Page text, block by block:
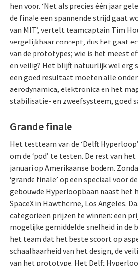
hen voor. ‘Net als precies één jaar
de finale een spannende strijd gaat
van MIT’, vertelt teamcaptain Tim
vergelijkbaar concept, dus het gaat
van de prototypes; wie is het meest
en veilig? Het blijft natuurlijk wel erg
een goed resultaat moeten alle
aerodynamica, elektronica en het
stabilisatie- en zweefsysteem, goed
Grande finale
Het testteam van de ‘Delft
om de ‘pod’ te testen. De rest van
januari op Amerikaanse bodem.
‘grande finale’ op een speciaal voor
gebouwde Hyperloopbaan naast het
SpaceX in Hawthorne, Los Angeles.
categorieën prijzen te winnen: een
mogelijke gemiddelde snelheid in de
het team dat het beste scoort op
schaalbaarheid van het design, de
van het prototype. Het Delft